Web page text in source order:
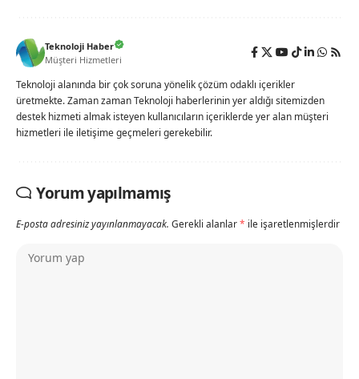
Teknoloji Haber
Müşteri Hizmetleri
Teknoloji alanında bir çok soruna yönelik çözüm odaklı içerikler
üretmekte. Zaman zaman Teknoloji haberlerinin yer aldığı sitemizden
destek hizmeti almak isteyen kullanıcıların içeriklerde yer alan müşteri
hizmetleri ile iletişime geçmeleri gerekebilir.
Yorum yapılmamış
E-posta adresiniz yayınlanmayacak. Gerekli alanlar* ile işaretlenmişlerdir